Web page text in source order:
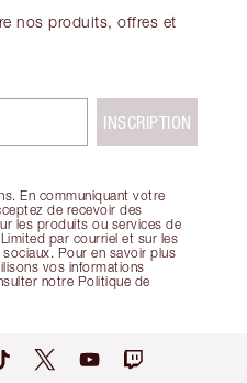
nos produits, offres et
En communiquant votre
de recevoir des
les produits ou services de
par courriel et sur les
Pour en savoir plus
vos informations
notre Politique de
INSCRIPTION